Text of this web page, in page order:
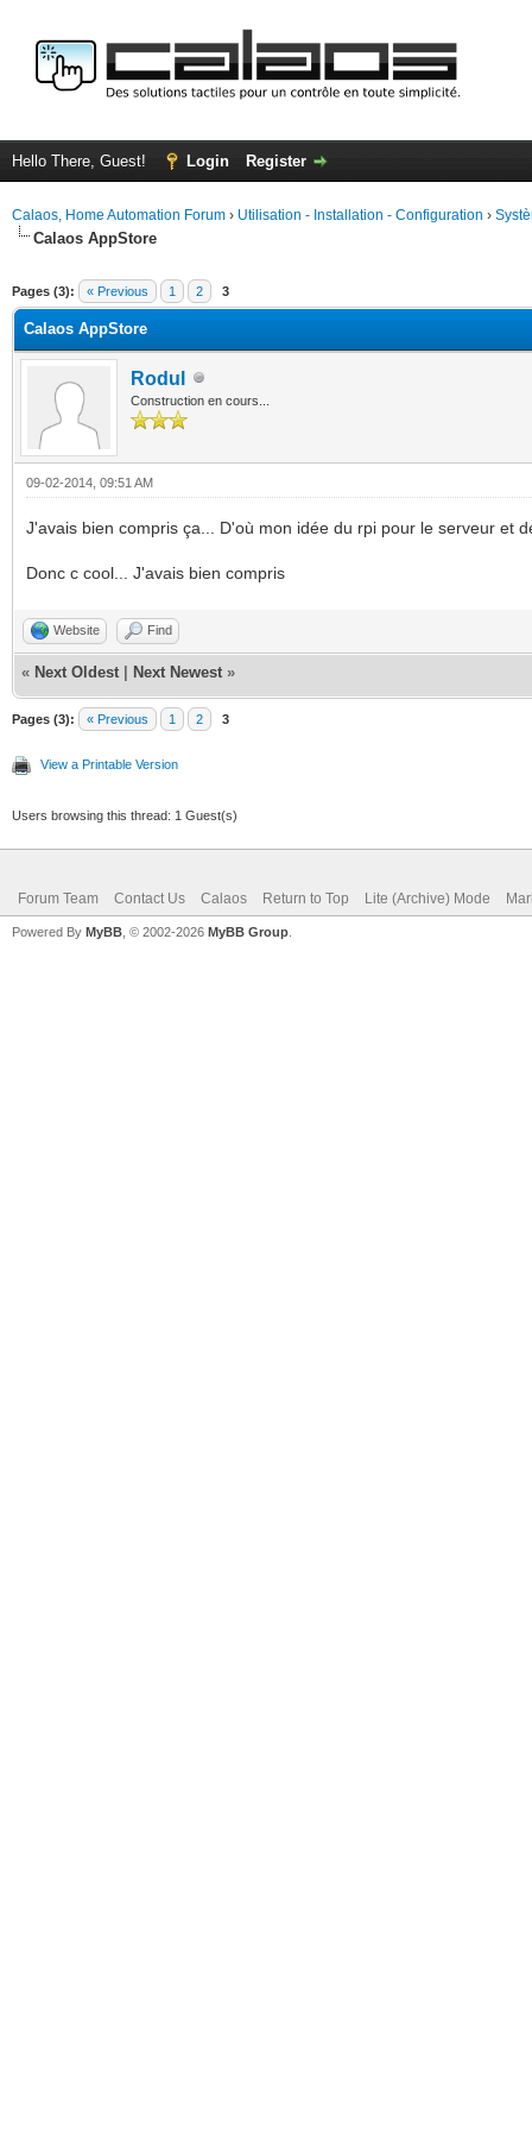
Hello There, Guest! Login Register
Calaos, Home Automation Forum › Utilisation - Installation - Configuration ›
Calaos AppStore
Pages (3): « Previous 1 2 3
Calaos AppStore
Rodul
Construction en cours...
09-02-2014, 09:51 AM
J'avais bien compris ça... D'où mon idée du rpi pour le serveur et
Donc c cool... J'avais bien compris
Website Find
« Next Oldest Next Newest »
Pages (3): « Previous 1 2 3
View a Printable Version
Users browsing this thread: 1 Guest(s)
Forum Team Contact Us Calaos Return to Top Lite (Archive) Mode
Powered By MyBB , © 2002-2026 MyBB Group